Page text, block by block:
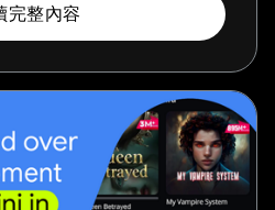
完整內容